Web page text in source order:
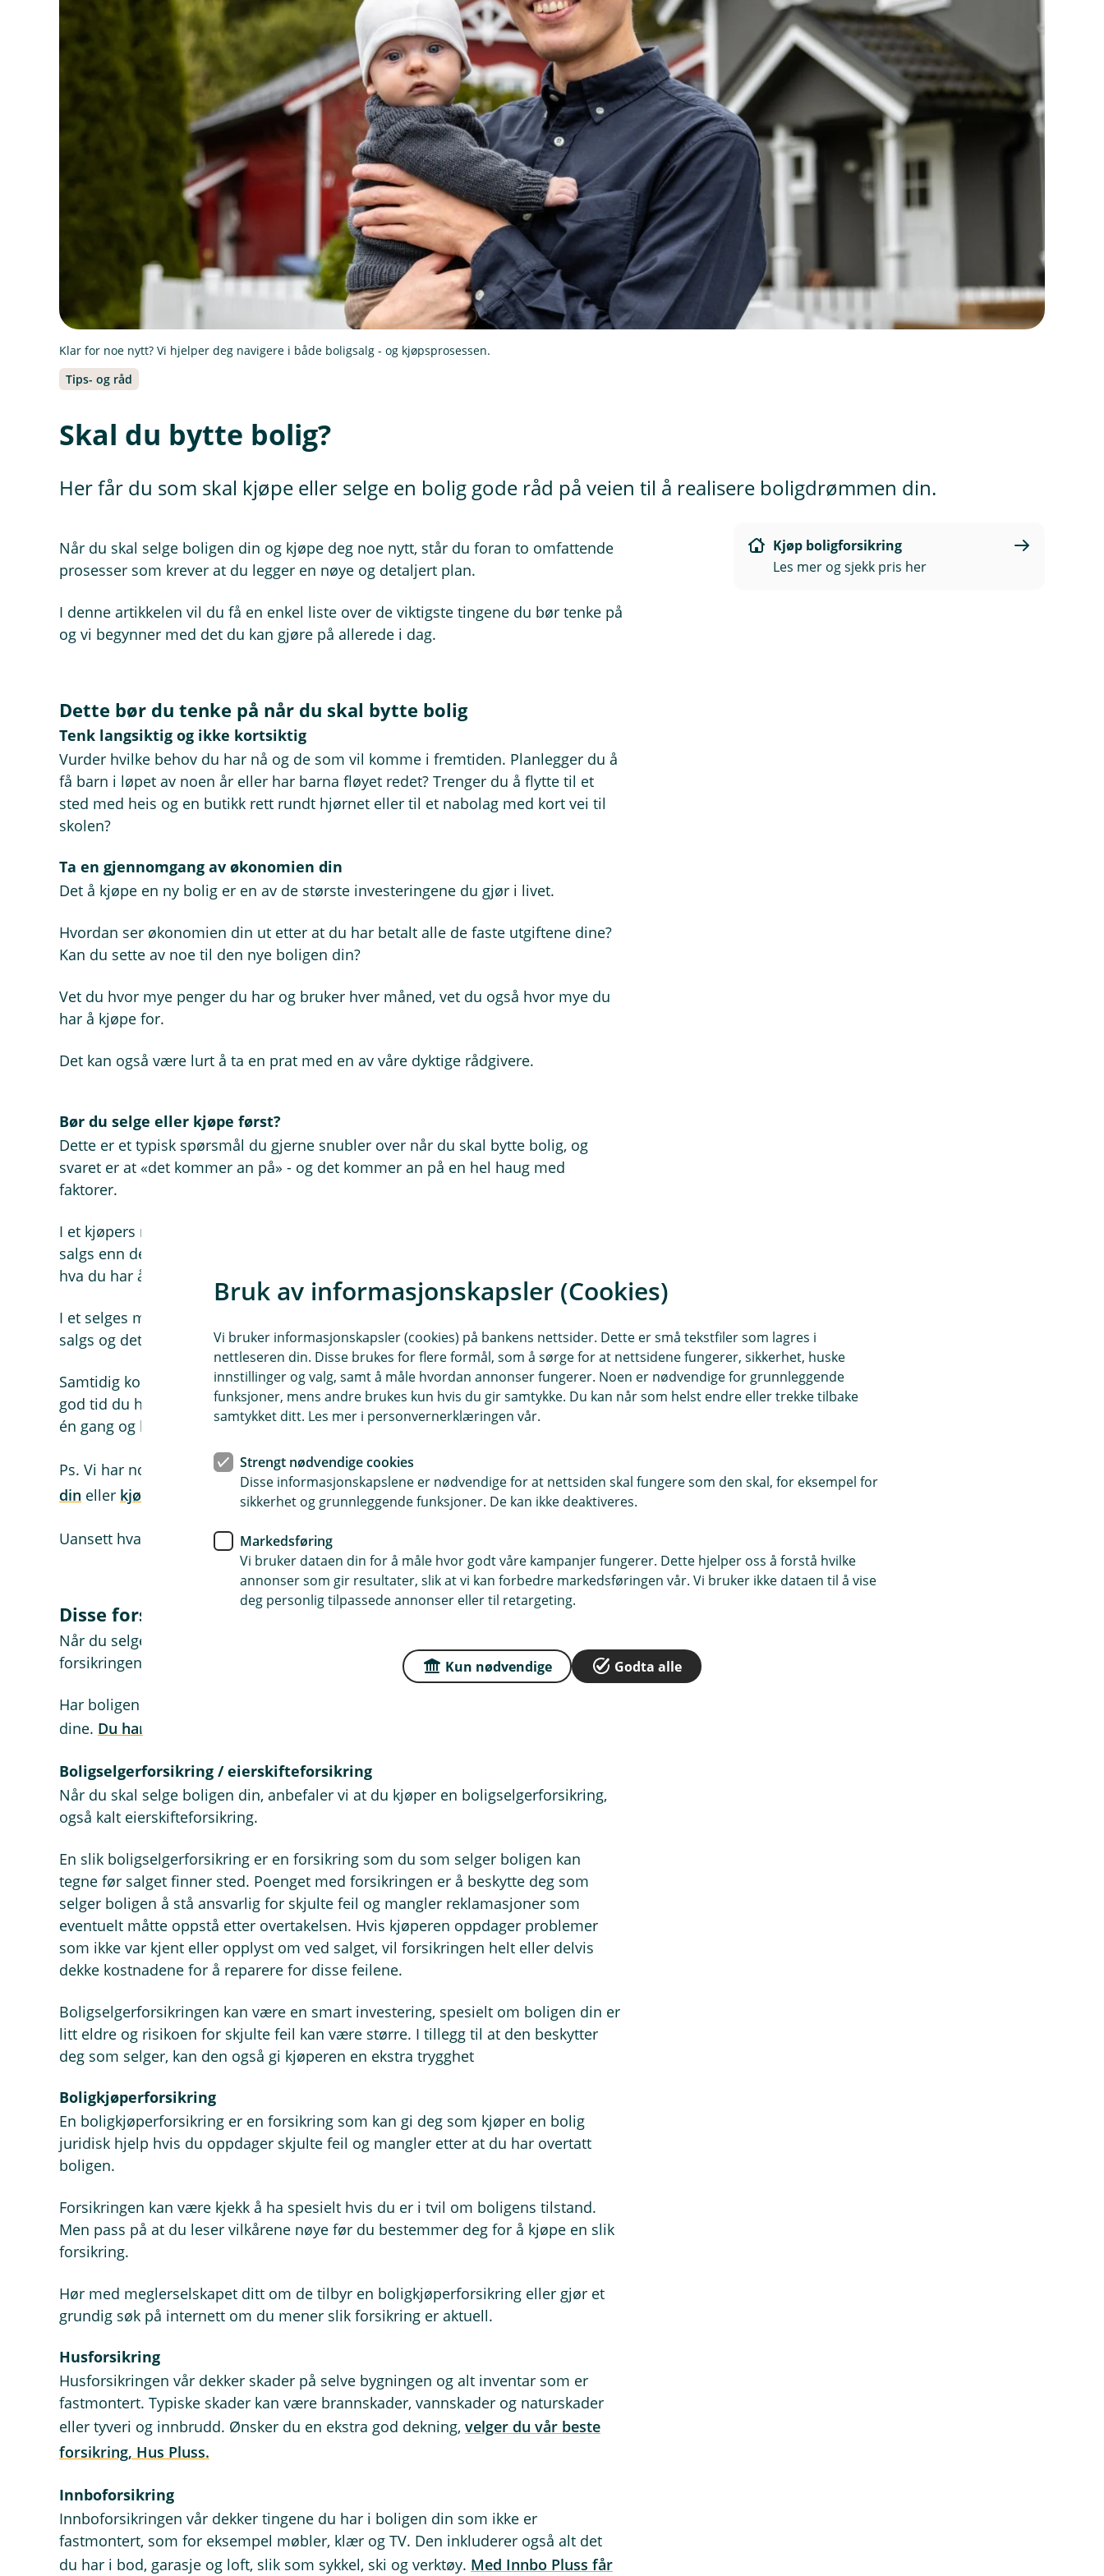
Klar for noe nytt? Vi hjelper deg navigere i både boligsalg - og kjøpsprosessen.
Tips- og råd
Skal du bytte bolig?
Her får du som skal kjøpe eller selge en bolig gode råd på veien til å realisere boligdrømmen din.
Når du skal selge boligen din og kjøpe deg noe nytt, står du foran to omfattende
prosesser som krever at du legger en nøye og detaljert plan.
I denne artikkelen vil du få en enkel liste over de viktigste tingene du bør tenke på
og vi begynner med det du kan gjøre på allerede i dag.
Dette bør du tenke på når du skal bytte bolig
Tenk langsiktig og ikke kortsiktig
Vurder hvilke behov du har nå og de som vil komme i fremtiden. Planlegger du å
få barn i løpet av noen år eller har barna fløyet redet? Trenger du å flytte til et
sted med heis og en butikk rett rundt hjørnet eller til et nabolag med kort vei til
skolen?
Ta en gjennomgang av økonomien din
Det å kjøpe en ny bolig er en av de største investeringene du gjør i livet.
Hvordan ser økonomien din ut etter at du har betalt alle de faste utgiftene dine?
Kan du sette av noe til den nye boligen din?
Vet du hvor mye penger du har og bruker hver måned, vet du også hvor mye du
har å kjøpe for.
Det kan også være lurt å ta en prat med en av våre dyktige rådgivere.
Bør du selge eller kjøpe først?
Dette er et typisk spørsmål du gjerne snubler over når du skal bytte bolig, og
svaret er at «det kommer an på» - og det kommer an på en hel haug med
faktorer.
I et kjøpers marked, altså et marked hvor det enkelt forklart er flere boliger til
salgs enn det er kjøpere, kan det være tryggere å selge først. Da vet du nøyaktig
hva du har å rutte med for å kjøpe en ny bolig.
I et selges marked, altså et marked hvor det enkelt forklart er færre boliger til
salgs og det er lett å selge en bolig, er det som regel tryggere å kjøpe først.
Samtidig kommer det også an ting som på den personlige økonomien din, hvor
god tid du har, om du har et sted å bo hvis du ikke finner drømmeboligen med
én gang og hvor attraktiv din bolig er på markedet akkurat nå.
Ps. Vi har noen smarte råd til deg - enten omdu skal selge boligen
din eller kjøpe ditt neste drømmehjem.
Uansett hva du går for, bør du bare ikke glemme forsikringene dine.
Disse forsikringene bør du ha når du selger og kjøper en bolig
Når du selger eller kjøper en bolig, bør du alltid sørge for at du har de
forsikringene du trenger.
Har boligen og tingene gått opp i verdi bør du i alle fall oppgradere forsikringene
dine. Du har nok større verdier enn du tror.
Boligselgerforsikring / eierskifteforsikring
Når du skal selge boligen din, anbefaler vi at du kjøper en boligselgerforsikring,
også kalt eierskifteforsikring.
En slik boligselgerforsikring er en forsikring som du som selger boligen kan
tegne før salget finner sted. Poenget med forsikringen er å beskytte deg som
selger boligen å stå ansvarlig for skjulte feil og mangler reklamasjoner som
eventuelt måtte oppstå etter overtakelsen. Hvis kjøperen oppdager problemer
som ikke var kjent eller opplyst om ved salget, vil forsikringen helt eller delvis
dekke kostnadene for å reparere for disse feilene.
Boligselgerforsikringen kan være en smart investering, spesielt om boligen din er
litt eldre og risikoen for skjulte feil kan være større. I tillegg til at den beskytter
deg som selger, kan den også gi kjøperen en ekstra trygghet
Boligkjøperforsikring
En boligkjøperforsikring er en forsikring som kan gi deg som kjøper en bolig
juridisk hjelp hvis du oppdager skjulte feil og mangler etter at du har overtatt
boligen.
Forsikringen kan være kjekk å ha spesielt hvis du er i tvil om boligens tilstand.
Men pass på at du leser vilkårene nøye før du bestemmer deg for å kjøpe en slik
forsikring.
Hør med meglerselskapet ditt om de tilbyr en boligkjøperforsikring eller gjør et
grundig søk på internett om du mener slik forsikring er aktuell.
Husforsikring
Husforsikringen vår dekker skader på selve bygningen og alt inventar som er
fastmontert. Typiske skader kan være brannskader, vannskader og naturskader
eller tyveri og innbrudd. Ønsker du en ekstra god dekning, velger du vår beste
forsikring, Hus Pluss.
Innboforsikring
Innboforsikringen vår dekker tingene du har i boligen din som ikke er
fastmontert, som for eksempel møbler, klær og TV. Den inkluderer også alt det
du har i bod, garasje og loft, slik som sykkel, ski og verktøy. Med Innbo Pluss får
Kjøp boligforsikring
Les mer og sjekk pris her
Bruk av informasjonskapsler (Cookies)
Vi bruker informasjonskapsler (cookies) på bankens nettsider. Dette er små tekstfiler som lagres i
nettleseren din. Disse brukes for flere formål, som å sørge for at nettsidene fungerer, sikkerhet, huske
innstillinger og valg, samt å måle hvordan annonser fungerer. Noen er nødvendige for grunnleggende
funksjoner, mens andre brukes kun hvis du gir samtykke. Du kan når som helst endre eller trekke tilbake
samtykket ditt. Les mer i personvernerklæringen vår.
Strengt nødvendige cookies
Disse informasjonskapslene er nødvendige for at nettsiden skal fungere som den skal, for eksempel for
sikkerhet og grunnleggende funksjoner. De kan ikke deaktiveres.
Markedsføring
Vi bruker dataen din for å måle hvor godt våre kampanjer fungerer. Dette hjelper oss å forstå hvilke
annonser som gir resultater, slik at vi kan forbedre markedsføringen vår. Vi bruker ikke dataen til å vise
deg personlig tilpassede annonser eller til retargeting.
Kun nødvendige Godta alle